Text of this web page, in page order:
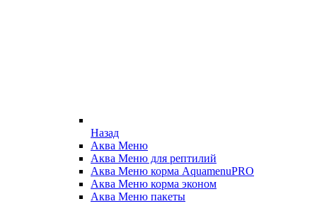
Назад
Аква Меню
Аква Меню для рептилий
Аква Меню корма AquamenuPRO
Аква Меню корма эконом
Аква Меню пакеты